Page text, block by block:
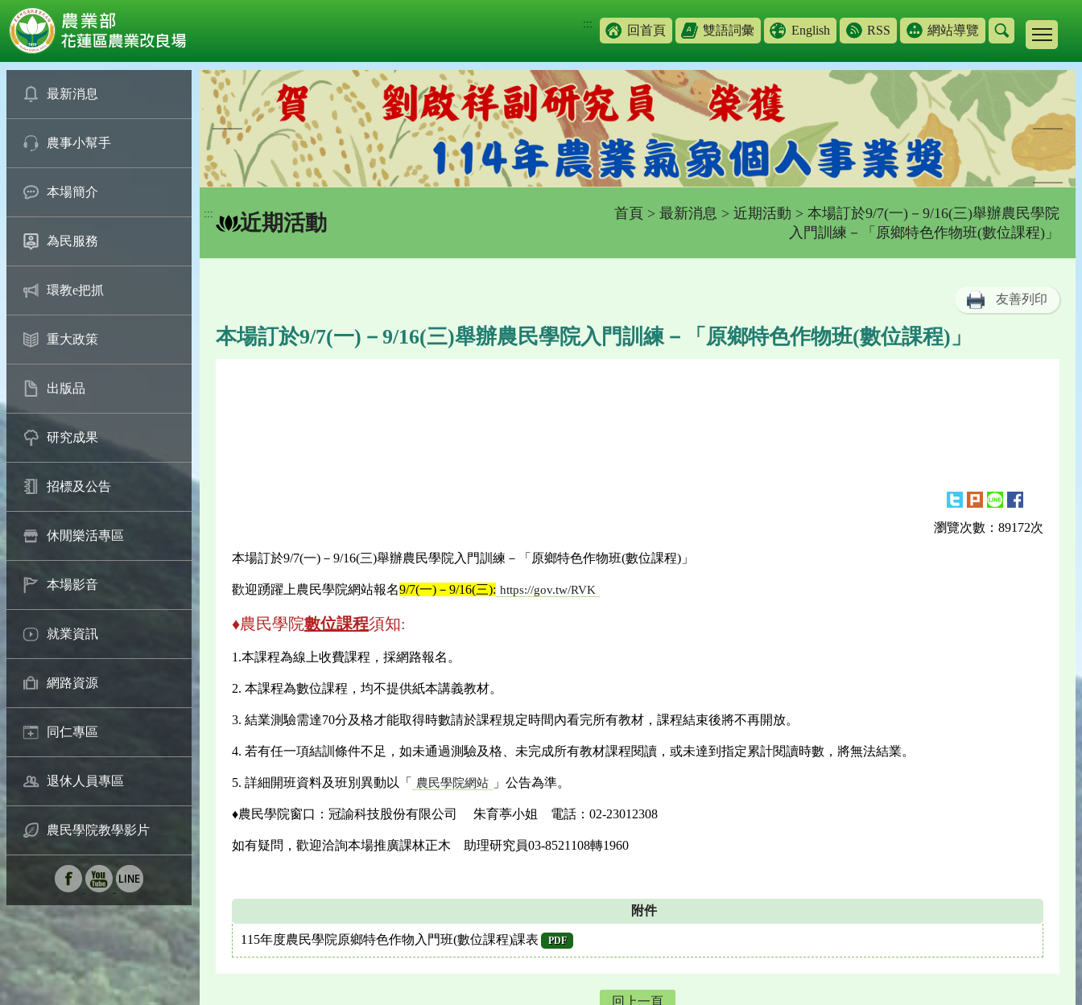
::: 回首頁 雙語詞彙 English RSS 網站導覽
最新消息
農事小幫手
本場簡介
為民服務
環教e把抓
重大政策
出版品
研究成果
招標及公告
休閒樂活專區
本場影音
就業資訊
網路資源
同仁專區
退休人員專區
農民學院教學影片
::: 近期活動 首頁 > 最新消息 > 近期活動 > 本場訂於9/7(一)－9/16(三)舉辦農民學院
入門訓練－「原鄉特色作物班(數位課程)」
友善列印
本場訂於9/7(一)－9/16(三)舉辦農民學院入門訓練－「原鄉特色作物班(數位課程)」
瀏覽次數：89172次
本場訂於9/7(一)－9/16(三)舉辦農民學院入門訓練－「原鄉特色作物班(數位課程)」
歡迎踴躍上農民學院網站報名9/7(一)－9/16(三): https://gov.tw/RVK
♦農民學院數位課程須知:
1.本課程為線上收費課程，採網路報名。
2. 本課程為數位課程，均不提供紙本講義教材。
3. 結業測驗需達70分及格才能取得時數請於課程規定時間內看完所有教材，課程結束後將不再開放。
4. 若有任一項結訓條件不足，如未通過測驗及格、未完成所有教材課程閱讀，或未達到指定累計閱讀時數，將無法結業。
5. 詳細開班資料及班別異動以「 農民學院網站 」公告為準。
♦農民學院窗口：冠諭科技股份有限公司 朱育葶小姐 電話：02-23012308
如有疑問，歡迎洽詢本場推廣課林正木 助理研究員03-8521108轉1960
附件
115年度農民學院原鄉特色作物入門班(數位課程)課表 PDF
回上一頁